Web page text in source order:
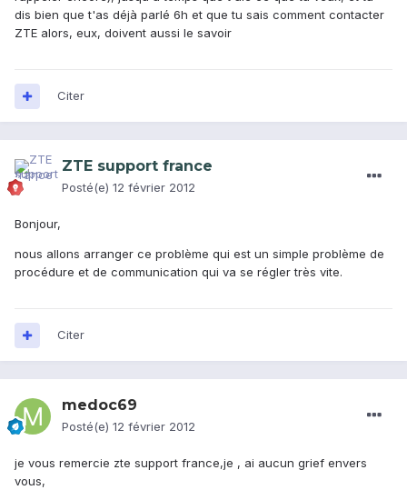
dis bien que t'as déjà parlé 6h et que tu sais comment contacter
ZTE alors, eux, doivent aussi le savoir
Citer
ZTE support france
Posté(e) 12 février 2012
Bonjour,
nous allons arranger ce problème qui est un simple problème de
procédure et de communication qui va se régler très vite.
Citer
medoc69
Posté(e) 12 février 2012
je vous remercie zte support france,je , ai aucun grief envers
vous,